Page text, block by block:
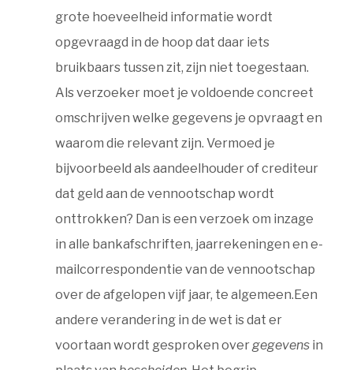
grote hoeveelheid informatie wordt
opgevraagd in de hoop dat daar iets
bruikbaars tussen zit, zijn niet toegestaan.
Als verzoeker moet je voldoende concreet
omschrijven welke gegevens je opvraagt en
waarom die relevant zijn. Vermoed je
bijvoorbeeld als aandeelhouder of crediteur
dat geld aan de vennootschap wordt
onttrokken? Dan is een verzoek om inzage
in alle bankafschriften, jaarrekeningen en e-
mailcorrespondentie van de vennootschap
over de afgelopen vijf jaar, te algemeen.Een
andere verandering in de wet is dat er
voortaan wordt gesproken overgegevens in